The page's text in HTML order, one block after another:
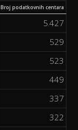
Broj podatkovnih centara
5.427
529
523
449
337
322